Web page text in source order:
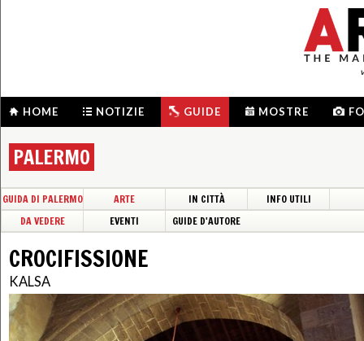
HOME NOTIZIE GUIDE MOSTRE
PALERMO
GUIDA DI PALERMO ARTE IN CITTÀ
INFO UTILI
DA VEDERE
EVENTI GUIDE D'AUTORE
CROCIFISSIONE
KALSA